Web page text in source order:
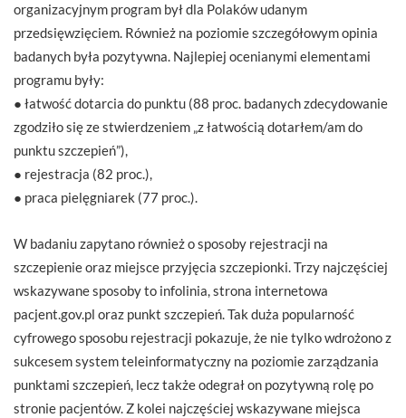
organizacyjnym program był dla Polaków udanym
przedsięwzięciem. Również na poziomie szczegółowym opinia
badanych była pozytywna. Najlepiej ocenianymi elementami
programu były:
● łatwość dotarcia do punktu (88 proc. badanych zdecydowanie
zgodziło się ze stwierdzeniem „z łatwością dotarłem/am do
punktu szczepień”),
● rejestracja (82 proc.),
● praca pielęgniarek (77 proc.).
W badaniu zapytano również o sposoby rejestracji na
szczepienie oraz miejsce przyjęcia szczepionki. Trzy najczęściej
wskazywane sposoby to infolinia, strona internetowa
pacjent.gov.pl oraz punkt szczepień. Tak duża popularność
cyfrowego sposobu rejestracji pokazuje, że nie tylko wdrożono z
sukcesem system teleinformatyczny na poziomie zarządzania
punktami szczepień, lecz także odegrał on pozytywną rolę po
stronie pacjentów. Z kolei najczęściej wskazywane miejsca